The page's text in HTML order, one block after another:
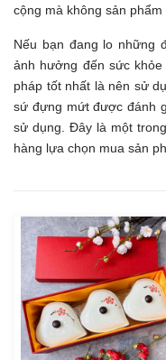
cộng mà không sản
Nếu bạn đang lo những
ảnh hưởng đến sức
pháp tốt nhất là nên sử
sứ đựng mứt được đánh
sử dụng. Đây là một
hàng lựa chọn mua sản